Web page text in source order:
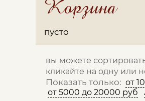
Корзина
пусто
вы можете
кликайте на одну или
Показать только: от
от 5000 до 20000 руб